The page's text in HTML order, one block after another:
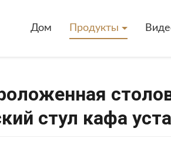
Дом Продукты
стул кафа